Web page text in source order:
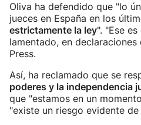
Oliva ha defendido que "lo
jueces en España en los
estrictamente la ley". "Ese
lamentado, en
Press.
Así, ha reclamado que se
poderes y la independencia
que "estamos en un
"existe un riesgo evidente